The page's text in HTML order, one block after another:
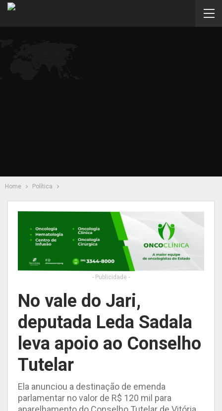
Home Política
- Publicidade -
No vale do Jari,
deputada Leda Sadala
leva apoio ao Conselho
Tutelar
Ela anunciou a destinação de emenda
parlamentar no valor de R$ 120 mil para